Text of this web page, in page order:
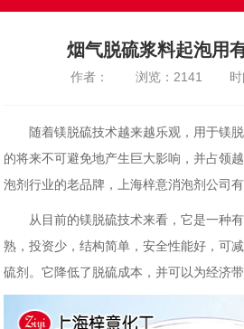
烟气脱硫浆料起泡用
作者： 浏览：2141
随着镁脱硫技术越来越乐观，用于镁脱
的将来不可避免地产生巨大影响，并占领
泡剂行业的老品牌，上海梓意消泡剂公司
从目前的镁脱硫技术来看，它是一种有
熟，投资少，结构简单，安全性能好，可
硫剂。它降低了脱硫成本，并可以为经济带